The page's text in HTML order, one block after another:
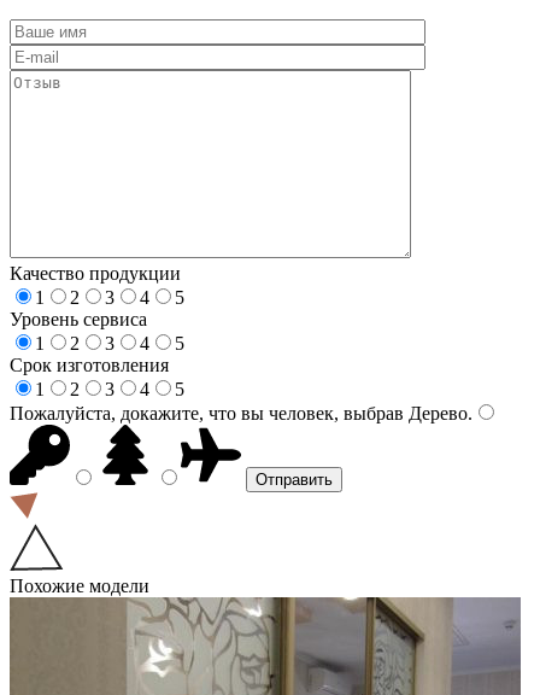
Качество продукции
1
2 3 4
5
Уровень сервиса
1
2 3 4
5
Срок изготовления
1
2 3 4
5
Пожалуйста, докажите, что вы человек, выбрав Дерево.
Похожие модели